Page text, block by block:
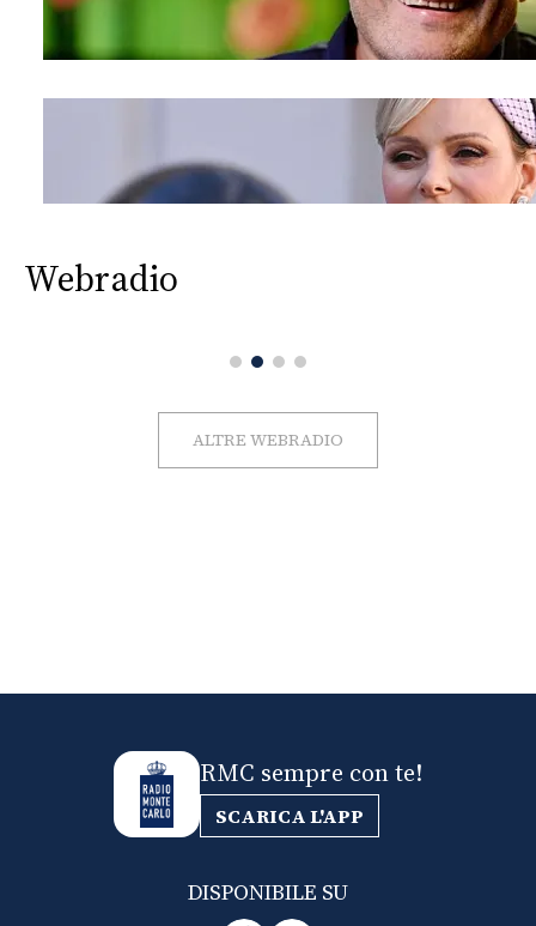
Webradio
ALTRE WEBRADIO
RMC sempre con te!
SCARICA L'APP
DISPONIBILE SU